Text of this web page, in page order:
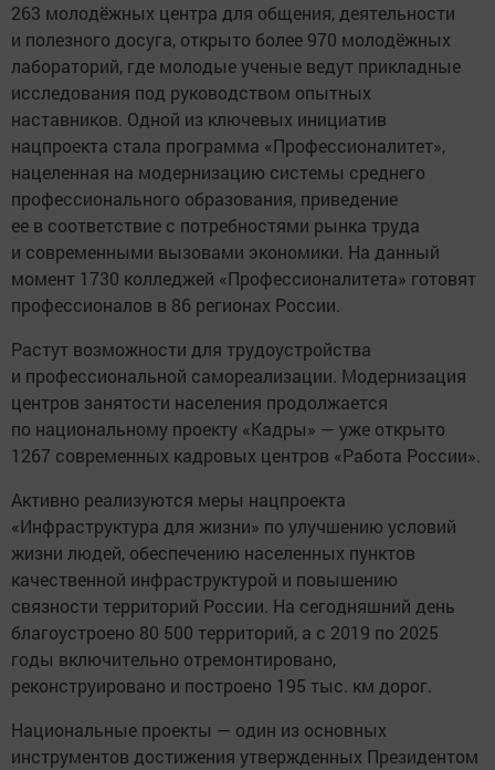
263 молодёжных центра для общения, деятельности
и полезного досуга, открыто более 970 молодёжных
лабораторий, где молодые ученые ведут прикладные
исследования под руководством опытных
наставников. Одной из ключевых инициатив
нацпроекта стала программа «Профессионалитет»,
нацеленная на модернизацию системы среднего
профессионального образования, приведение
ее в соответствие с потребностями рынка труда
и современными вызовами экономики. На данный
момент 1730 колледжей «Профессионалитета» готовят
профессионалов в 86 регионах России.
Растут возможности для трудоустройства
и профессиональной самореализации. Модернизация
центров занятости населения продолжается
по национальному проекту «Кадры» — уже открыто
1267 современных кадровых центров «Работа России».
Активно реализуются меры нацпроекта
«Инфраструктура для жизни» по улучшению условий
жизни людей, обеспечению населенных пунктов
качественной инфраструктурой и повышению
связности территорий России. На сегодняшний день
благоустроено 80 500 территорий, а с 2019 по 2025
годы включительно отремонтировано,
реконструировано и построено 195 тыс. км дорог.
Национальные проекты — один из основных
инструментов достижения утвержденных Президентом